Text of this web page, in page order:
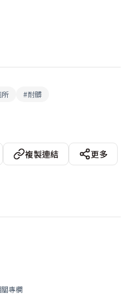
所 #耐髒
複製連結
更多
專欄